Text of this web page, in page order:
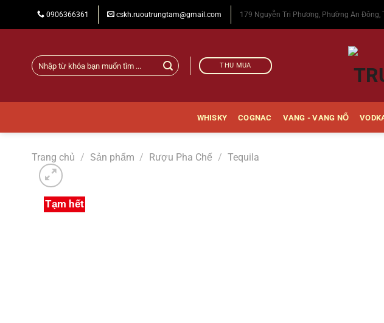
0906366361 cskh.ruoutrungtam@gmail.com 179 Nguyễn Tri Phương, Phường An Đông,
Tìm
kiếm:
THU MUA
WHISKY COGNAC VANG - VANG NỔ
Trang chủ / Sản phẩm / Rượu Pha Chế / Tequila
Tạm hết